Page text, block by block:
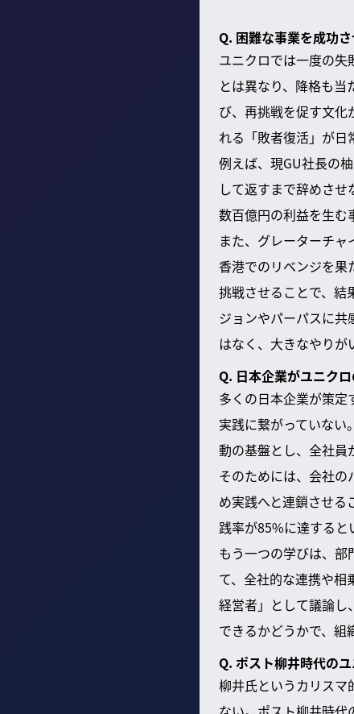
Q. 困難な事業を成功
ユニクロでは一度の失
とは異なり、降格も
び、再挑戦を促す文化
れる「敗者復活」が日
例えば、現GU社長の
して返すまで辞めさ
数百億円の利益を生む
また、グレーターチ
香港でのリベンジを
挑戦させることで、結
ジョンやパーパスに共
はなく、大きなやりが
Q. 日本企業がユニク
多くの日本企業が策
実践に繋がっていな
動の基盤とし、全社員
そのためには、会社
め実践へと連鎖させる
践率が85%に達すると
もう一つの学びは、
て、全社的な連携や相
経営者」として議論し
できるかどうかで、組
Q. ポスト柳井時代の
柳井氏というカリスマ